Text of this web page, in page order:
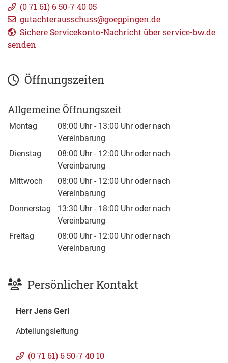
(071 61) 650-740 05
gutachterausschuss@goeppingen.de
Sichere Servicekonto-Nachricht über service-bw.de
senden
Öffnungszeiten
Allgemeine Öffnungszeit
Montag 08:00 Uhr- 13:00 Uhr oder nach
Vereinbarung
Dienstag
08:00 Uhr- 12:00 Uhr oder nach
Vereinbarung
Mittwoch
08:00 Uhr- 12:00 Uhr oder nach
Vereinbarung
Donnerstag
13:30 Uhr- 18:00 Uhr oder nach
Vereinbarung
Freitag
08:00 Uhr- 12:00 Uhr oder nach
Vereinbarung
Persönlicher Kontakt
Herr Jens Gerl
Abteilungsleitung
(071 61) 650-740 10